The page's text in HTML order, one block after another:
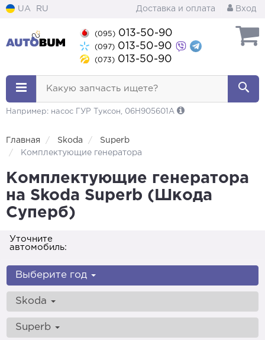
UA RU Доставка и оплата Вход
(095) 013-50-90
(097) 013-50-90
(073) 013-50-90
Какую запчасть ищете?
Например: насос ГУР Туксон, 06H905601A
Главная Skoda
Superb
Комплектующие генератора
Комплектующие генератора
на Skoda Superb (Шкода
Суперб)
Уточните
автомобиль:
Выберите год
Skoda
Superb